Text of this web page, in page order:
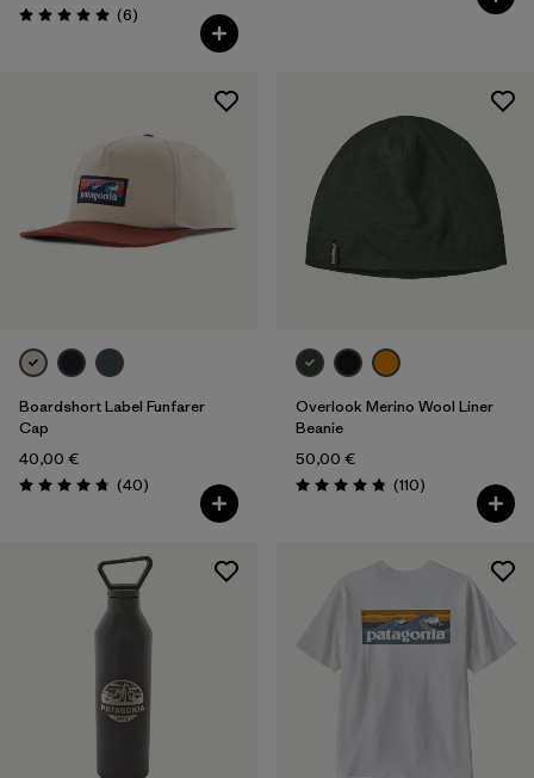
Bewertung: 5.0 / 5
(6Rezensionen
)
Boardshort Label Funfarer
Cap
40,00 €
Bewertung: 4.8 / 5
(40Rezensionen
)
Overlook Merino Wool Liner
Beanie
50,00 €
Bewertung: 4.8 / 5
(110Rezensionen
)